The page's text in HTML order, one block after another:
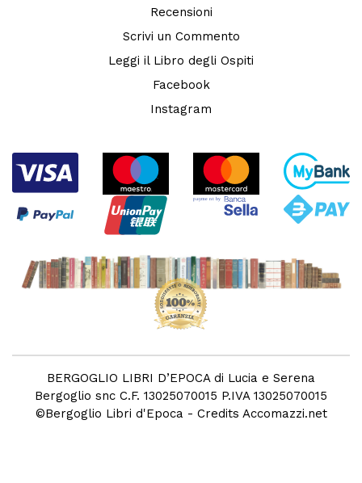
Recensioni
Scrivi un Commento
Leggi il Libro degli Ospiti
Facebook
Instagram
BERGOGLIO LIBRI D’EPOCA di Lucia e Serena
Bergoglio snc C.F. 13025070015 P.IVA 13025070015
©Bergoglio Libri d'Epoca - Credits Accomazzi.net